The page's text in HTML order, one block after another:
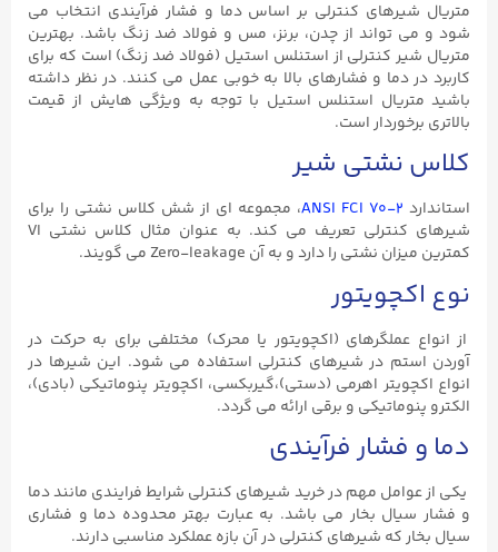
متریال شیرهای کنترلی بر اساس دما و فشار فرآیندی انتخاب می
شود و می تواند از چدن، برنز، مس و فولاد ضد زنگ باشد. بهترین
متریال شیر کنترلی از استنلس استیل (فولاد ضد زنگ) است که برای
کاربرد در دما و فشارهای بالا به خوبی عمل می کنند. در نظر داشته
باشید متریال استنلس استیل با توجه به ویژگی هایش از قیمت
بالاتری برخوردار است.
کلاس نشتی شیر
استاندارد ANSI FCI 70-2، مجموعه ای از شش کلاس نشتی را برای
شیرهای کنترلی تعریف می کند. به عنوان مثال کلاس نشتی VI
کمترین میزان نشتی را دارد و به آن Zero-leakage می گویند.
نوع اکچویتور
از انواع عملگرهای (اکچویتور یا محرک) مختلفی برای به حرکت در
آوردن استم در شیرهای کنترلی استفاده می شود. این شیرها در
انواع اکچویتر اهرمی (دستی)،گیربکسی، اکچویتر پنوماتیکی (بادی)،
الکترو پنوماتیکی و برقی ارائه می گردد.
دما و فشار فرآیندی
یکی از عوامل مهم در خرید شیرهای کنترلی شرایط فرایندی مانند دما
و فشار سیال بخار می باشد. به عبارت بهتر محدوده دما و فشاری
سیال بخار که شیرهای کنترلی در آن بازه عملکرد مناسبی دارند.